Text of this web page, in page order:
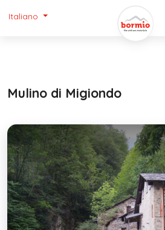
Italiano
Mulino di Migiondo